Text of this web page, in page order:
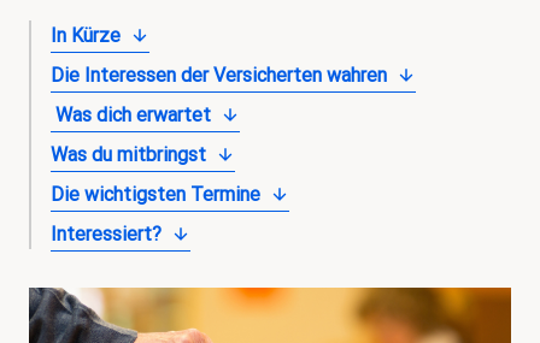
In Kürze
Die Interessen der Versicherten wahren
Was dich erwartet
Was du mitbringst
Die wichtigsten Termine
Interessiert?